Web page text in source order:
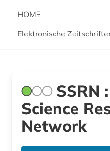
HOME
Elektronische
SSRN
Science
Network